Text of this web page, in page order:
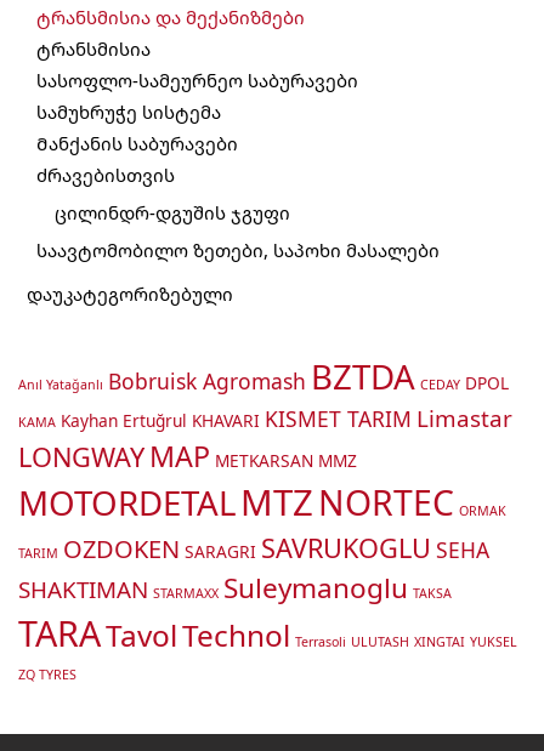
ტრანსმისია და მექანიზმები
ტრანსმისია
სასოფლო-სამეურნეო საბურავები
სამუხრუჭე სისტემა
Მანქანის საბურავები
ძრავებისთვის
ცილინდრ-დგუშის ჯგუფი
საავტომობილო ზეთები, საპოხი მასალები
დაუკატეგორიზებული
Anıl Yatağanlı Bobruisk Agromash BZTDA CEDAY DPOL
KAMA Kayhan Ertuğrul KHAVARI KISMET TARIM Limastar
LONGWAY MAP METKARSAN MMZ
MOTORDETALMTZNORTEC ORMAK
TARIM OZDOKEN SARAGRI SAVRUKOGLU SEHA
SHAKTIMAN STARMAXX Suleymanoglu TAKSA
TARATavolTechnol Terrasoli ULUTASH XINGTAI YUKSEL
ZQ TYRES